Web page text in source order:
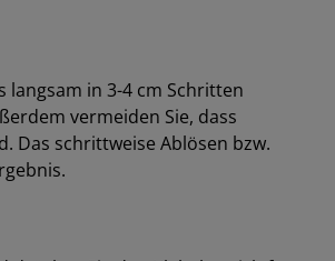
langsam in 3-4 cm Schritten
vermeiden Sie, dass
Das schrittweise Ablösen bzw.